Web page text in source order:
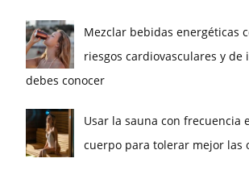
Mezclar bebidas energéticas
riesgos cardiovasculares y de
debes conocer
Usar la sauna con frecuencia
cuerpo para tolerar mejor las